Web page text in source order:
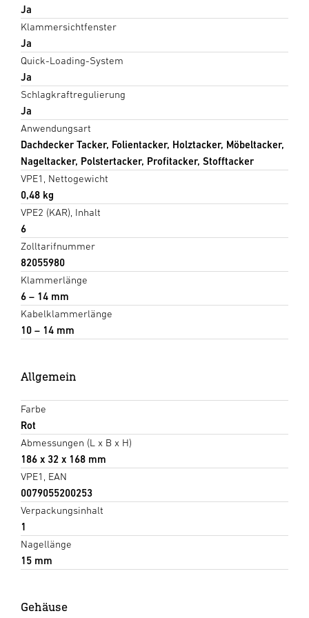
Ja
Klammersichtfenster
Ja
Quick-Loading-System
Ja
Schlagkraftregulierung
Ja
Anwendungsart
Dachdecker Tacker, Folientacker, Holztacker, Möbeltacker,
Nageltacker, Polstertacker, Profitacker, Stofftacker
VPE1, Nettogewicht
0,48 kg
VPE2 (KAR), Inhalt
6
Zolltarifnummer
82055980
Klammerlänge
6 – 14 mm
Kabelklammerlänge
10 – 14 mm
Allgemein
Farbe
Rot
Abmessungen (L x B x H)
186 x 32 x 168 mm
VPE1, EAN
0079055200253
Verpackungsinhalt
1
Nagellänge
15 mm
Gehäuse